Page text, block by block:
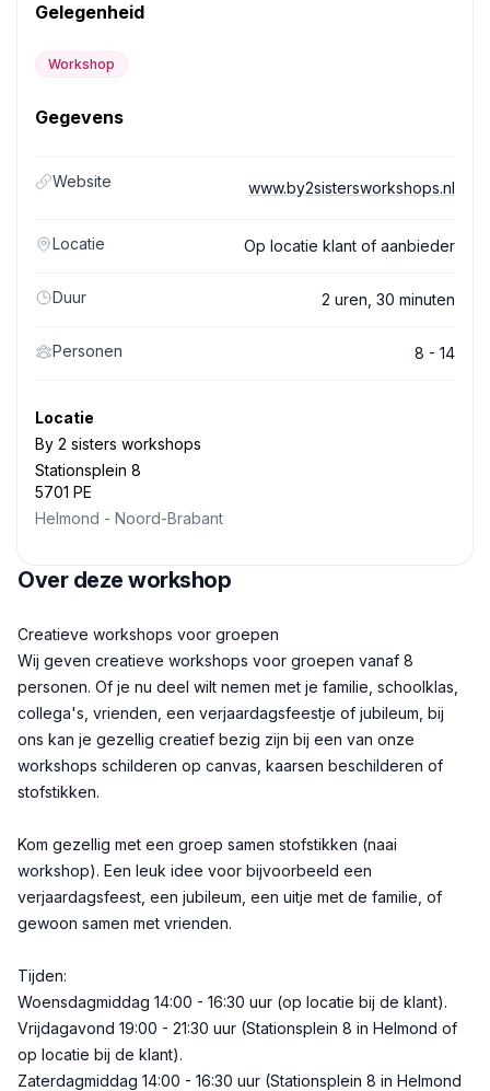
Gelegenheid
Workshop
Gegevens
Website www.by2sistersworkshops.nl
Locatie Op locatie klant of aanbieder
Duur 2 uren, 30 minuten
Personen 8 - 14
Locatie
By 2 sisters workshops
Stationsplein 8
5701 PE
Helmond - Noord-Brabant
Over deze workshop
Beschrijving
Creatieve workshops voor groepen
Wij geven creatieve workshops voor groepen vanaf 8
personen. Of je nu deel wilt nemen met je familie, schoolklas,
collega's, vrienden, een verjaardagsfeestje of jubileum, bij
ons kan je gezellig creatief bezig zijn bij een van onze
workshops schilderen op canvas, kaarsen beschilderen of
stofstikken.
Kom gezellig met een groep samen stofstikken (naai
workshop). Een leuk idee voor bijvoorbeeld een
verjaardagsfeest, een jubileum, een uitje met de familie, of
gewoon samen met vrienden.
Tijden:
Woensdagmiddag 14:00 - 16:30 uur (op locatie bij de klant).
Vrijdagavond 19:00 - 21:30 uur (Stationsplein 8 in Helmond of
op locatie bij de klant).
Zaterdagmiddag 14:00 - 16:30 uur (Stationsplein 8 in Helmond